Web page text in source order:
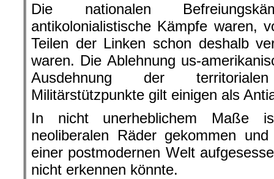
Die nationalen
antikolonialistische Kämpfe waren,
Teilen der Linken schon deshalb
waren. Die Ablehnung us-
Ausdehnung der
Militärstützpunkte gilt einigen als
In nicht unerheblichem Maße
neoliberalen Räder gekommen
einer postmodernen Welt
nicht erkennen könnte.